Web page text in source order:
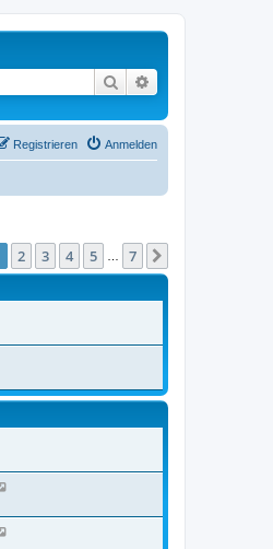
Suche
Anmelden
Registrieren
von7
2 3 4 5 7